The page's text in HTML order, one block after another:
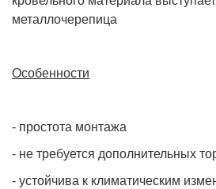
металлочерепица
Особенности
- простота монтажа
- не требуется дополнительных
- устойчива к климатическим